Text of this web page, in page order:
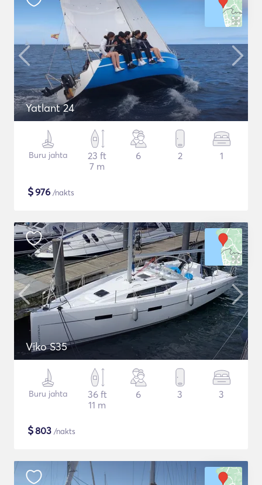
Yatlant 24
Buru jahta
23 ft
7 m
6 2 1
$976 /nakts
Viko S35
Buru jahta
36 ft
11 m
6 3 3
$803 /nakts